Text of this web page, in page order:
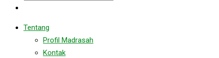
Tentang
Profil Madrasah
Kontak